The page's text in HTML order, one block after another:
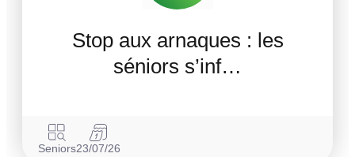
Stop aux arnaques : les
séniors s’inf…
Seniors23/07/26